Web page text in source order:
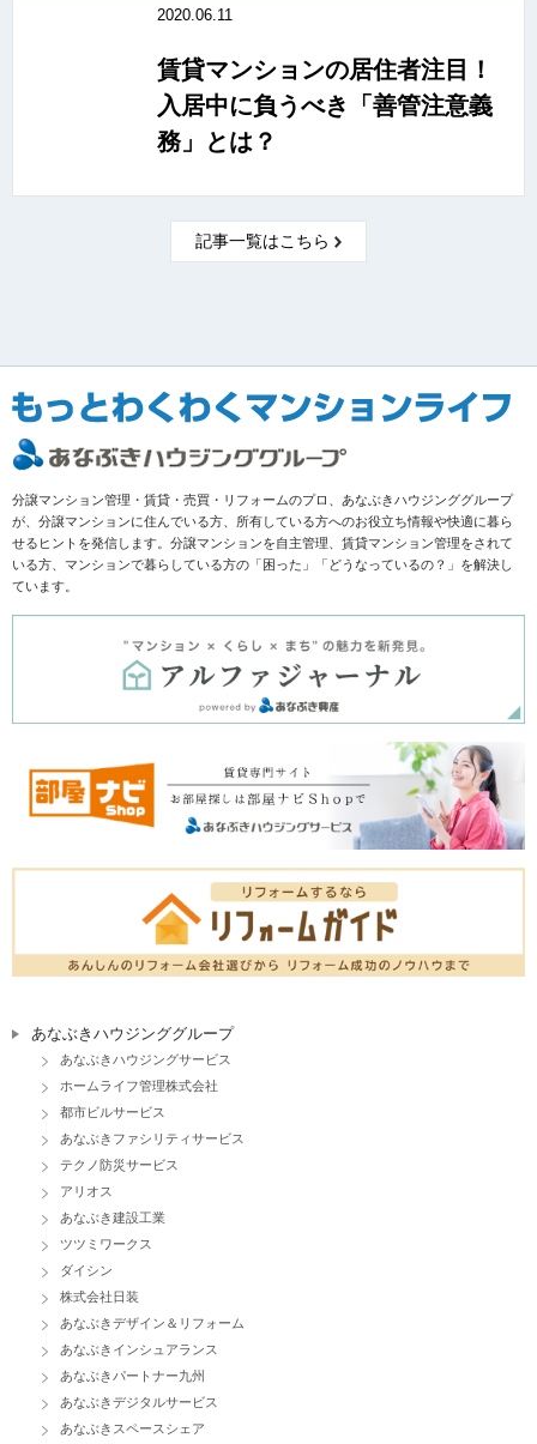
2020.06.11
賃貸マンションの居住者注目！
入居中に負うべき「善管注意義
務」とは？
記事一覧はこちら
分譲マンション管理・賃貸・売買・リフォームのプロ、あなぶきハウジンググループ
が、分譲マンションに住んでいる方、所有している方へのお役立ち情報や快適に暮ら
せるヒントを発信します。分譲マンションを自主管理、賃貸マンション管理をされて
いる方、マンションで暮らしている方の「困った」「どうなっているの？」を解決し
ています。
あなぶきハウジンググループ
あなぶきハウジングサービス
ホームライフ管理株式会社
都市ビルサービス
あなぶきファシリティサービス
テクノ防災サービス
アリオス
あなぶき建設工業
ツツミワークス
ダイシン
株式会社日装
あなぶきデザイン＆リフォーム
あなぶきインシュアランス
あなぶきパートナー九州
あなぶきデジタルサービス
あなぶきスペースシェア